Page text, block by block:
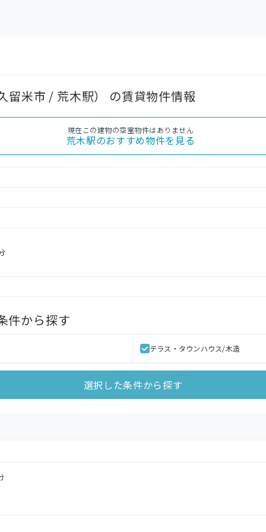
留米市 / 荒木駅） の賃貸物件情報
現在この建物の空室物件はありません
荒木駅のおすすめ物件を見る
件から探す
テラス・タウンハウス/木造
選択した条件から探す